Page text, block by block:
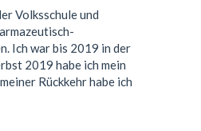
Volksschule und
Ich war bis 2019 in der
2019 habe ich mein
Rückkehr habe ich